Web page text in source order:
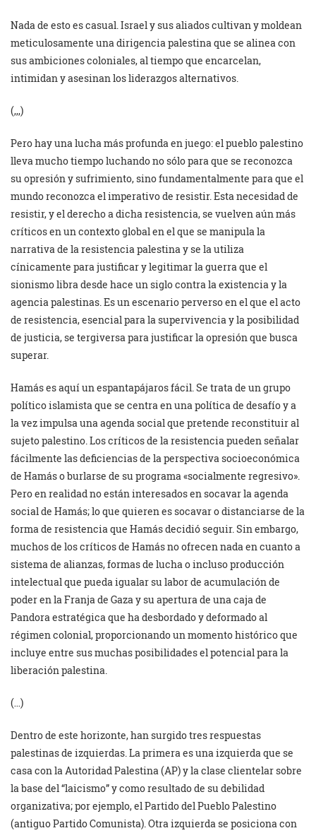
Nada de esto es casual. Israel y sus aliados cultivan y moldean
meticulosamente una dirigencia palestina que se alinea con
sus ambiciones coloniales, al tiempo que encarcelan,
intimidan y asesinan los liderazgos alternativos.
(,,,)
Pero hay una lucha más profunda en juego: el pueblo palestino
lleva mucho tiempo luchando no sólo para que se reconozca
su opresión y sufrimiento, sino fundamentalmente para que el
mundo reconozca el imperativo de resistir. Esta necesidad de
resistir, y el derecho a dicha resistencia, se vuelven aún más
críticos en un contexto global en el que se manipula la
narrativa de la resistencia palestina y se la utiliza
cínicamente para justificar y legitimar la guerra que el
sionismo libra desde hace un siglo contra la existencia y la
agencia palestinas. Es un escenario perverso en el que el acto
de resistencia, esencial para la supervivencia y la posibilidad
de justicia, se tergiversa para justificar la opresión que busca
superar.
Hamás es aquí un espantapájaros fácil. Se trata de un grupo
político islamista que se centra en una política de desafío y a
la vez impulsa una agenda social que pretende reconstituir al
sujeto palestino. Los críticos de la resistencia pueden señalar
fácilmente las deficiencias de la perspectiva socioeconómica
de Hamás o burlarse de su programa «socialmente regresivo».
Pero en realidad no están interesados en socavar la agenda
social de Hamás; lo que quieren es socavar o distanciarse de la
forma de resistencia que Hamás decidió seguir. Sin embargo,
muchos de los críticos de Hamás no ofrecen nada en cuanto a
sistema de alianzas, formas de lucha o incluso producción
intelectual que pueda igualar su labor de acumulación de
poder en la Franja de Gaza y su apertura de una caja de
Pandora estratégica que ha desbordado y deformado al
régimen colonial, proporcionando un momento histórico que
incluye entre sus muchas posibilidades el potencial para la
liberación palestina.
(…)
Dentro de este horizonte, han surgido tres respuestas
palestinas de izquierdas. La primera es una izquierda que se
casa con la Autoridad Palestina (AP) y la clase clientelar sobre
la base del “laicismo” y como resultado de su debilidad
organizativa; por ejemplo, el Partido del Pueblo Palestino
(antiguo Partido Comunista). Otra izquierda se posiciona con